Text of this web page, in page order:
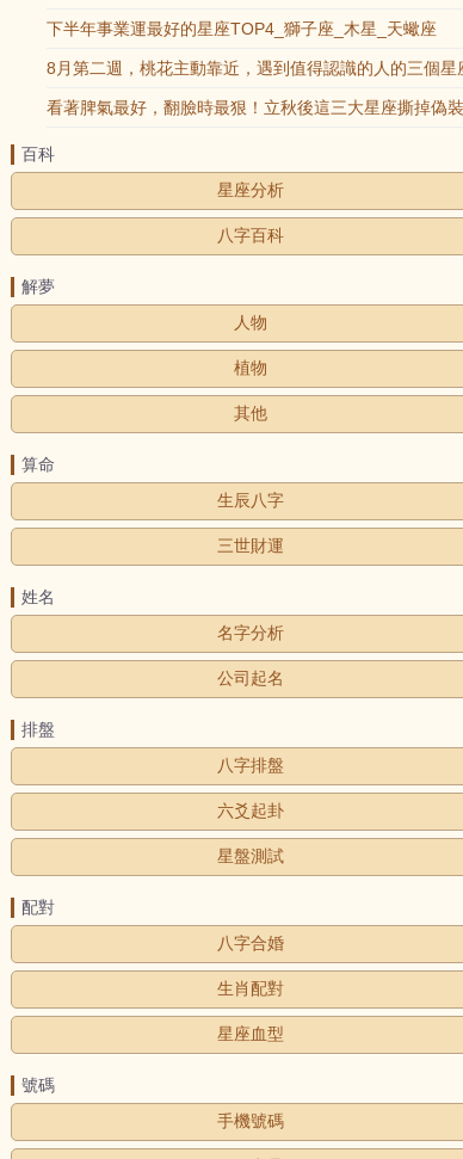
下半年事業運最好的星座TOP4_獅子座_木星_天蠍座
8月第二週，桃花主動靠近，遇到值得認識的人的三個
看著脾氣最好，翻臉時最狠！立秋後這三大星座撕掉偽
百科
星座分析
八字百科
解夢
人物
植物
其他
算命
生辰八字
三世財運
姓名
名字分析
公司起名
排盤
八字排盤
六爻起卦
星盤測試
配對
八字合婚
生肖配對
星座血型
號碼
手機號碼